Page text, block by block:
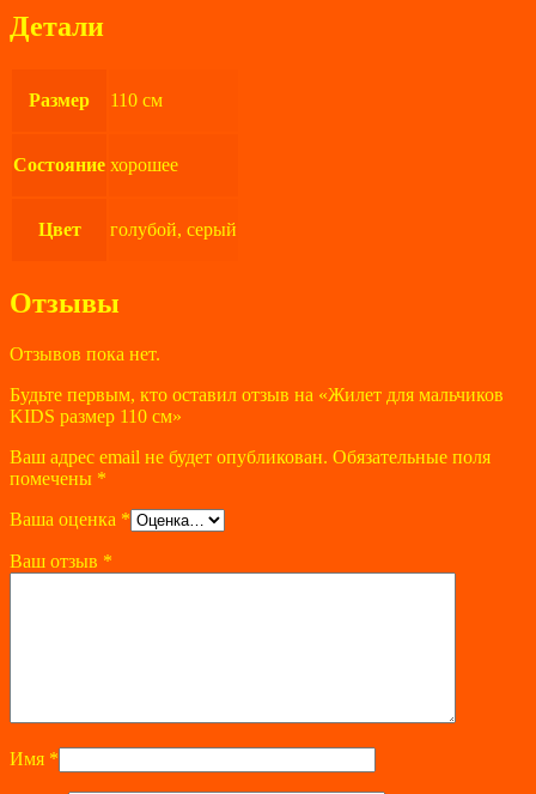
Детали
Размер 110 см
Состояние хорошее
Цвет голубой, серый
Отзывы
Отзывов пока нет.
Будьте первым, кто оставил отзыв на «Жилет для мальчиков
KIDS размер 110 см»
Ваш адрес email не будет опубликован. Обязательные поля
помечены *
Ваша оценка *
Ваш отзыв *
Имя *